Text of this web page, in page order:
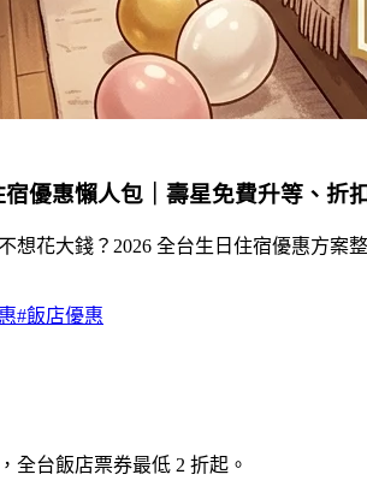
宿優惠懶人包｜壽星免費升等、折
想花大錢？2026 全台生日住宿優惠方案
#飯店優惠
全台飯店票券最低 2 折起。